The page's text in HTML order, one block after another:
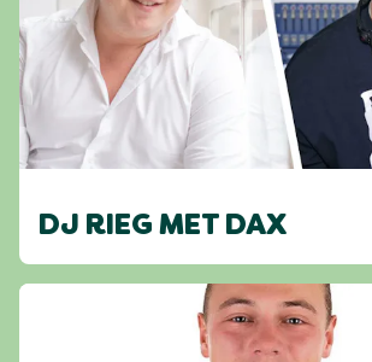
DJ RIEG MET DAX